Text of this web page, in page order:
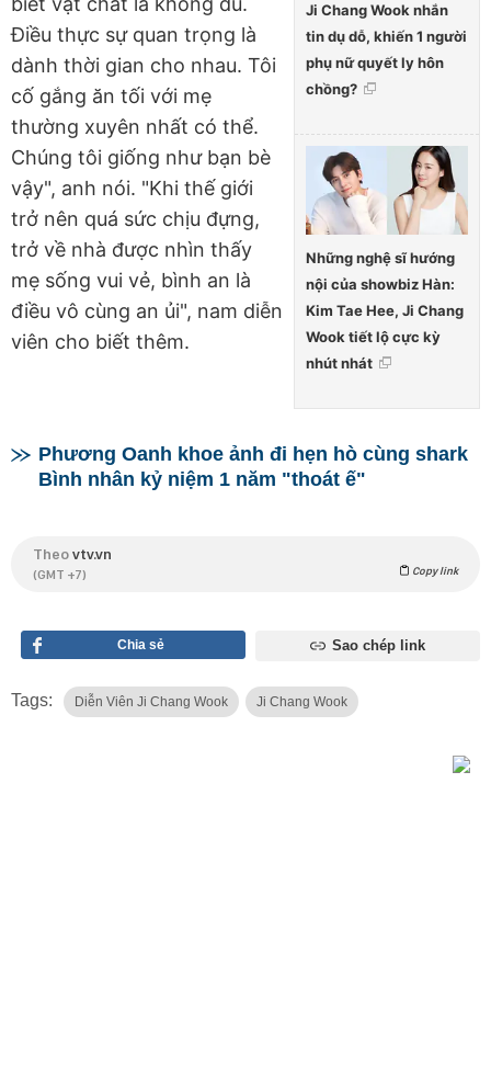
Ji Chang Wook nhắn
tin dụ dỗ, khiến 1 người
phụ nữ quyết ly hôn
chồng?
Những nghệ sĩ hướng
nội của showbiz Hàn:
Kim Tae Hee, Ji Chang
Wook tiết lộ cực kỳ
nhút nhát
Điều thực sự quan trọng là
dành thời gian cho nhau. Tôi
cố gắng ăn tối với mẹ
thường xuyên nhất có thể.
Chúng tôi giống như bạn bè
vậy", anh nói. "Khi thế giới
trở nên quá sức chịu đựng,
trở về nhà được nhìn thấy
mẹ sống vui vẻ, bình an là
điều vô cùng an ủi", nam diễn
viên cho biết thêm.
Phương Oanh khoe ảnh đi hẹn hò cùng shark
Bình nhân kỷ niệm 1 năm "thoát ế"
Theovtv.vn
(GMT +7) Copy link
Chia sẻ Sao chép link
Tags: Diễn Viên Ji Chang Wook Ji Chang Wook